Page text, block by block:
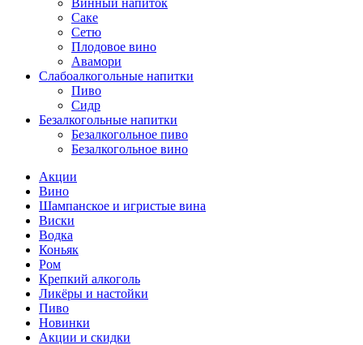
Винный напиток
Саке
Сетю
Плодовое вино
Авамори
Слабоалкогольные напитки
Пиво
Сидр
Безалкогольные напитки
Безалкогольное пиво
Безалкогольное вино
Акции
Вино
Шампанское и игристые вина
Виски
Водка
Коньяк
Ром
Крепкий алкоголь
Ликёры и настойки
Пиво
Новинки
Акции и скидки